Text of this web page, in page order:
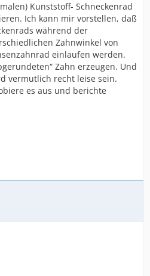
Kunststoff- Schneckenrad
Ich kann mir vorstellen, daß
während der
Zahnwinkel von
einlaufen werden.
Zahn erzeugen. Und
vermutlich recht leise sein.
es aus und berichte